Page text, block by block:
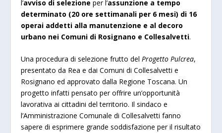
l’avviso di selezione per l’assunzione a tempo
determinato (20 ore settimanali per 6 mesi) di 16
operai addetti alla manutenzione e al decoro
urbano nei Comuni di Rosignano e Collesalvetti.
Una procedura di selezione frutto delProgetto Pulcrea,
presentato da Rea e dai Comuni di Collesalvetti e
Rosignano ed approvato dalla Regione Toscana. Un
progetto infatti pensato per offrire un’opportunità
lavorativa ai cittadini del territorio. Il sindaco e
l’Amministrazione Comunale di Collesalvetti fanno
sapere di esprimere grande soddisfazione per il risultato